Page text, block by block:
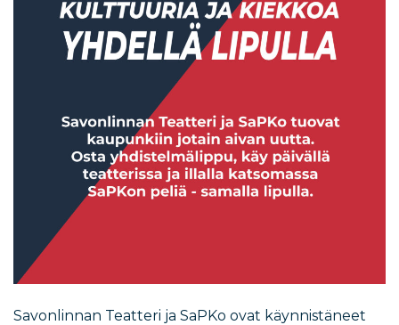
Savonlinnan Teatteri ja SaPKo ovat käynnistäneet